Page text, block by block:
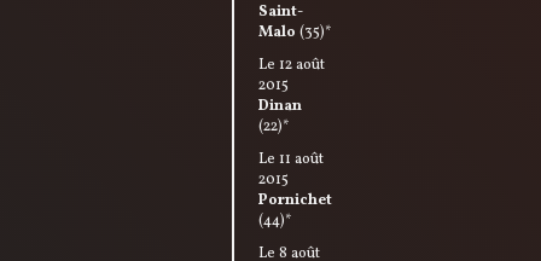
Saint-
Malo (35)*
Le 12 août
2015
Dinan
(22)*
Le 11 août
2015
Pornichet
(44)*
Le 8 août